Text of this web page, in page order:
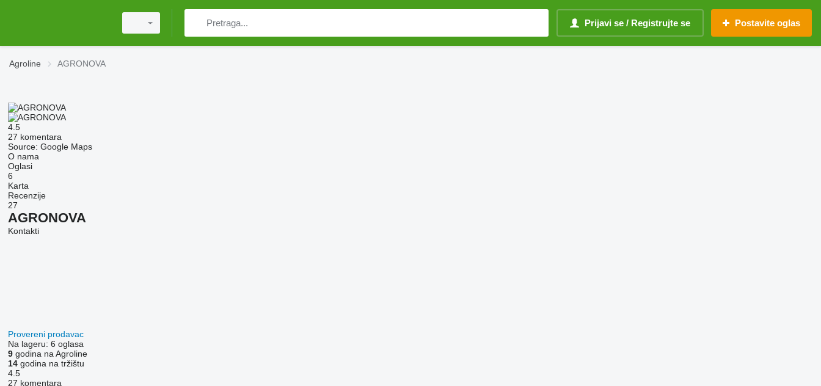
Prijavi se / Registrujte se Postavite oglas
Agroline AGRONOVA
4.5
27 komentara
Source: Google Maps
O nama
Oglasi
6
Karta
Recenzije
27
AGRONOVA
Kontakti
Provereni prodavac
Na lageru: 6 oglasa
9godina na Agroline
14godina na tržištu
4.5
27 komentara